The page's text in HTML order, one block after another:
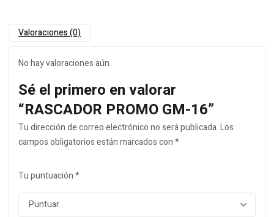
Valoraciones (0)
No hay valoraciones aún.
Sé el primero en valorar
“RASCADOR PROMO GM-16”
Tu dirección de correo electrónico no será publicada.Los
campos obligatorios están marcados con*
Tu puntuación*